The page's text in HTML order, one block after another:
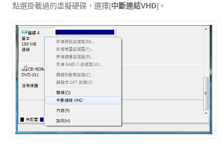
點選掛載過的虛擬硬碟，選擇[中斷連結VHD]。